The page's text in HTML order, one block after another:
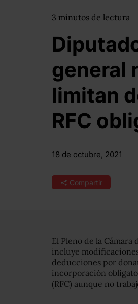
3 minutos de lectura
general
limitan
RFC
18 de octubre, 2021
Compartir
El Pleno de la
incluye
deducciones por
incorporación
(RFC) aunque no